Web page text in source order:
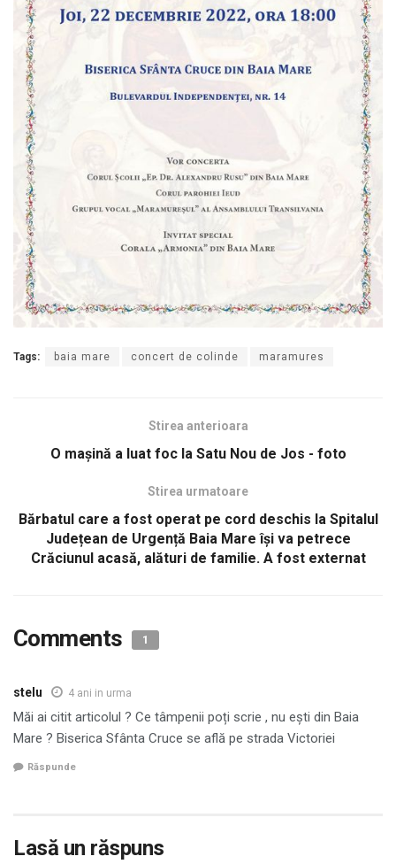
Tags: baia mare concert de colinde maramures
Stirea anterioara
O maşină a luat foc la Satu Nou de Jos - foto
Stirea urmatoare
Bărbatul care a fost operat pe cord deschis la Spitalul
Județean de Urgență Baia Mare îşi va petrece
Crăciunul acasă, alături de familie. A fost externat
Comments 1
stelu 4 ani in urma
Măi ai citit articolul ? Ce tâmpenii poți scrie , nu ești din Baia
Mare ? Biserica Sfânta Cruce se află pe strada Victoriei
Răspunde
Lasă un răspuns